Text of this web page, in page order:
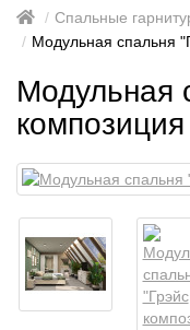
Спальные
Модульная спальня
Модульная